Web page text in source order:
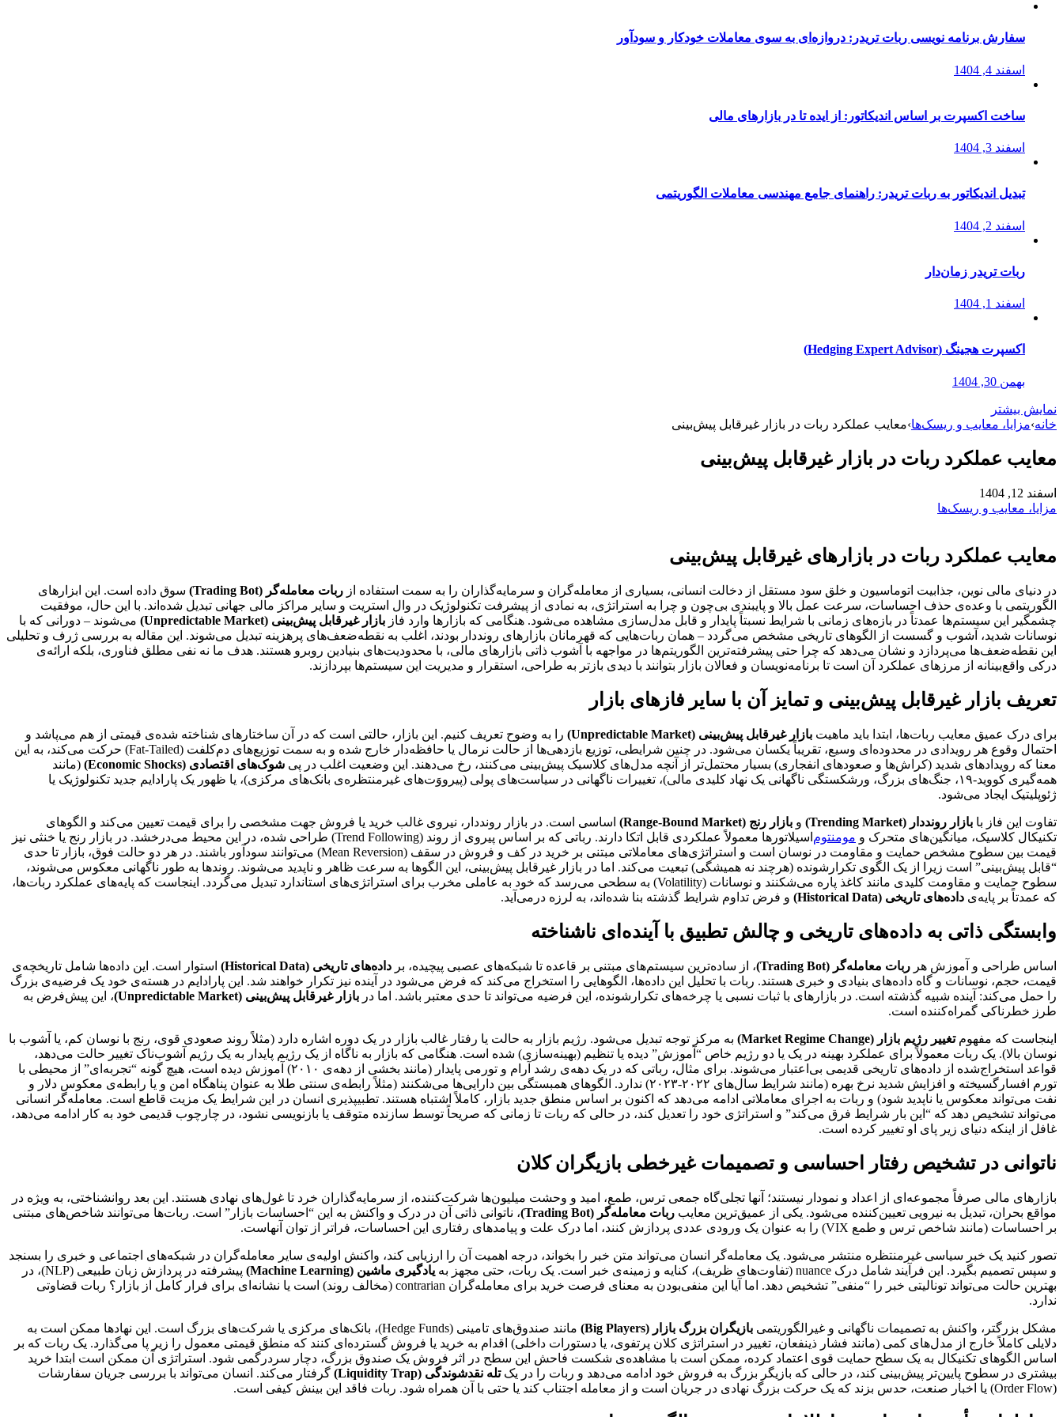
سفارش برنامه نویسی ربات تریدر: دروازه‌ای به سوی معاملات خودکار و سودآور
اسفند 4, 1404
ساخت اکسپرت بر اساس اندیکاتور: از ایده تا در بازارهای مالی
اسفند 3, 1404
تبدیل اندیکاتور به ربات تریدر: راهنمای جامع مهندسی معاملات الگوریتمی
اسفند 2, 1404
ربات تریدر زمان‌دار
اسفند 1, 1404
اکسپرت هجینگ (Hedging Expert Advisor)
بهمن 30, 1404
نمایش بیشتر
خانه›مزایا، معایب و ریسک‌ها›معایب عملکرد ربات در بازار غیرقابل پیش‌بینی
معایب عملکرد ربات در بازار غیرقابل پیش‌بینی
اسفند 12, 1404
مزایا، معایب و ریسک‌ها
معایب عملکرد ربات در بازارهای غیرقابل پیش‌بینی
در دنیای مالی نوین، جذابیت اتوماسیون و خلق سود مستقل از دخالت انسانی، بسیاری از معامله‌گران و سرمایه‌گذاران را به سمت استفاده از ربات معامله‌گر (Trading Bot)
سوق داده است. این ابزارهای
الگوریتمی با وعده‌ی حذف احساسات، سرعت عمل بالا و پایبندی بی‌چون و چرا به استراتژی، به نمادی از پیشرفت تکنولوژیک در وال استریت و سایر مراکز مالی جهانی تبدیل شده‌اند. با این حال، موفقیت
چشمگیر این سیستم‌ها عمدتاً در بازه‌های زمانی با شرایط نسبتاً پایدار و قابل مدل‌سازی مشاهده می‌شود. هنگامی که بازارها وارد فاز بازار غیرقابل پیش‌بینی (Unpredictable Market)
می‌شوند – دورانی که با
نوسانات شدید، آشوب و گسست از الگوهای تاریخی مشخص می‌گردد – همان ربات‌هایی که قهرمانان بازارهای رونددار بودند، اغلب به نقطه‌ضعف‌های پرهزینه تبدیل می‌شوند. این مقاله به بررسی ژرف و تحلیلی
این نقطه‌ضعف‌ها می‌پردازد و نشان می‌دهد که چرا حتی پیشرفته‌ترین الگوریتم‌ها در مواجهه با آشوب ذاتی بازارهای مالی، با محدودیت‌های بنیادین روبرو هستند. هدف ما نه نفی مطلق فناوری، بلکه ارائه‌ی
درکی واقع‌بینانه از مرزهای عملکرد آن است تا برنامه‌نویسان و فعالان بازار بتوانند با دیدی بازتر به طراحی، استقرار و مدیریت این سیستم‌ها بپردازند.
تعریف بازار غیرقابل پیش‌بینی و تمایز آن با سایر فازهای بازار
برای درک عمیق معایب ربات‌ها، ابتدا باید ماهیت بازار غیرقابل پیش‌بینی (Unpredictable Market)
را به وضوح تعریف کنیم. این بازار، حالتی است که در آن ساختارهای شناخته شده‌ی قیمتی از هم می‌پاشد و
احتمال وقوع هر رویدادی در محدوده‌ای وسیع، تقریباً یکسان می‌شود. در چنین شرایطی، توزیع بازدهی‌ها از حالت نرمال یا حافظه‌دار خارج شده و به سمت توزیع‌های دم‌کلفت (Fat-Tailed) حرکت می‌کند، به این
معنا که رویدادهای شدید (کراش‌ها و صعودهای انفجاری) بسیار محتمل‌تر از آنچه مدل‌های کلاسیک پیش‌بینی می‌کنند، رخ می‌دهند. این وضعیت اغلب در پی شوک‌های اقتصادی (Economic Shocks)
(مانند
همه‌گیری کووید-۱۹، جنگ‌های بزرگ، ورشکستگی ناگهانی یک نهاد کلیدی مالی)، تغییرات ناگهانی در سیاست‌های پولی (پیرووَت‌های غیرمنتظره‌ی بانک‌های مرکزی)، یا ظهور یک پارادایم جدید تکنولوژیک یا
ژئوپلیتیک ایجاد می‌شود.
تفاوت این فاز با بازار رونددار (Trending Market) و بازار رنج (Range-Bound Market)
اساسی است. در بازار رونددار، نیروی غالب خرید یا فروش جهت مشخصی را برای قیمت تعیین می‌کند و الگوهای
تکنیکال کلاسیک، میانگین‌های متحرک و مومنتوم
‌اسیلاتورها معمولاً عملکردی قابل اتکا دارند. رباتی که بر اساس پیروی از روند (Trend Following) طراحی شده، در این محیط می‌درخشد. در بازار رنج یا خنثی نیز
قیمت بین سطوح مشخص حمایت و مقاومت در نوسان است و استراتژی‌های معاملاتی مبتنی بر خرید در کف و فروش در سقف (Mean Reversion) می‌توانند سودآور باشند. در هر دو حالت فوق، بازار تا حدی
“قابل پیش‌بینی” است زیرا از یک الگوی تکرارشونده (هرچند نه همیشگی) تبعیت می‌کند. اما در بازار غیرقابل پیش‌بینی، این الگوها به سرعت ظاهر و ناپدید می‌شوند. روندها به طور ناگهانی معکوس می‌شوند،
سطوح حمایت و مقاومت کلیدی مانند کاغذ پاره می‌شکنند و نوسانات (Volatility) به سطحی می‌رسد که خود به عاملی مخرب برای استراتژی‌های استاندارد تبدیل می‌گردد. اینجاست که پایه‌های عملکرد ربات‌ها،
که عمدتاً بر پایه‌ی داده‌های تاریخی (Historical Data) و فرض تداوم شرایط گذشته بنا شده‌اند، به لرزه درمی‌آید.
وابستگی ذاتی به داده‌های تاریخی و چالش تطبیق با آینده‌ای ناشناخته
اساس طراحی و آموزش هر ربات معامله‌گر (Trading Bot) ، از ساده‌ترین سیستم‌های مبتنی بر قاعده تا شبکه‌های عصبی پیچیده، بر داده‌های تاریخی (Historical Data)
استوار است. این داده‌ها شامل تاریخچه‌ی
قیمت، حجم، نوسانات و گاه داده‌های بنیادی و خبری هستند. ربات با تحلیل این داده‌ها، الگوهایی را استخراج می‌کند که فرض می‌شود در آینده نیز تکرار خواهند شد. این پارادایم در هسته‌ی خود یک فرضیه‌ی بزرگ
را حمل می‌کند: آینده شبیه گذشته است. در بازارهای با ثبات نسبی یا چرخه‌های تکرارشونده، این فرضیه می‌تواند تا حدی معتبر باشد. اما در بازار غیرقابل پیش‌بینی (Unpredictable Market)
، این پیش‌فرض به
طرز خطرناکی گمراه‌کننده است.
اینجاست که مفهومتغییر رژیم بازار (Market Regime Change)
به مرکز توجه تبدیل می‌شود. رژیم بازار به حالت یا رفتار غالب بازار در یک دوره اشاره دارد (مثلاً روند صعودی قوی، رنج با نوسان کم، یا آشوب با
نوسان بالا). یک ربات معمولاً برای عملکرد بهینه در یک یا دو رژیم خاص “آموزش” دیده یا تنظیم (بهینه‌سازی) شده است. هنگامی که بازار به ناگاه از یک رژیم پایدار به یک رژیم آشوب‌ناک تغییر حالت می‌دهد،
قواعد استخراج‌شده از داده‌های تاریخی قدیمی بی‌اعتبار می‌شوند. برای مثال، رباتی که در یک دهه‌ی رشد آرام و تورمی پایدار (مانند بخشی از دهه‌ی ۲۰۱۰) آموزش دیده است، هیچ گونه “تجربه‌ای” از محیطی با
تورم افسارگسیخته و افزایش شدید نرخ بهره (مانند شرایط سال‌های ۲۰۲۲-۲۰۲۳) ندارد. الگوهای همبستگی بین دارایی‌ها می‌شکنند (مثلاً رابطه‌ی سنتی طلا به عنوان پناهگاه امن و یا رابطه‌ی معکوس دلار و
نفت می‌تواند معکوس یا ناپدید شود) و ربات به اجرای معاملاتی ادامه می‌دهد که اکنون بر اساس منطق جدید بازار، کاملاً اشتباه هستند. تطبیپذیری انسان در این شرایط یک مزیت قاطع است. معامله‌گر انسانی
می‌تواند تشخیص دهد که “این بار شرایط فرق می‌کند” و استراتژی خود را تعدیل کند، در حالی که ربات تا زمانی که صریحاً توسط سازنده متوقف یا بازنویسی نشود، در چارچوب قدیمی خود به کار ادامه می‌دهد،
غافل از اینکه دنیای زیر پای او تغییر کرده است.
ناتوانی در تشخیص رفتار احساسی و تصمیمات غیرخطی بازیگران کلان
بازارهای مالی صرفاً مجموعه‌ای از اعداد و نمودار نیستند؛ آنها تجلی‌گاه جمعی ترس، طمع، امید و وحشت میلیون‌ها شرکت‌کننده، از سرمایه‌گذاران خرد تا غول‌های نهادی هستند. این بعد روانشناختی، به ویژه در
مواقع بحران، تبدیل به نیرویی تعیین‌کننده می‌شود. یکی از عمیق‌ترین معایب ربات معامله‌گر (Trading Bot)
، ناتوانی ذاتی آن در درک و واکنش به این “احساسات بازار” است. ربات‌ها می‌توانند شاخص‌های مبتنی
بر احساسات (مانند شاخص ترس و طمع VIX) را به عنوان یک ورودی عددی پردازش کنند، اما درک علت و پیامدهای رفتاری این احساسات، فراتر از توان آنهاست.
تصور کنید یک خبر سیاسی غیرمنتظره منتشر می‌شود. یک معامله‌گر انسان می‌تواند متن خبر را بخواند، درجه اهمیت آن را ارزیابی کند، واکنش اولیه‌ی سایر معامله‌گران در شبکه‌های اجتماعی و خبری را بسنجد
و سپس تصمیم بگیرد. این فرآیند شامل درک nuance (تفاوت‌های ظریف)، کنایه و زمینه‌ی خبر است. یک ربات، حتی مجهز به
یادگیری ماشین (Machine Learning)
پیشرفته در پردازش زبان طبیعی (NLP)، در
بهترین حالت می‌تواند تونالیتی خبر را “منفی” تشخیص دهد. اما آیا این منفی‌بودن به معنای فرصت خرید برای معامله‌گران contrarian (مخالف روند) است یا نشانه‌ای برای فرار کامل از بازار؟ ربات قضاوتی
ندارد.
مشکل بزرگتر، واکنش به تصمیمات ناگهانی و غیرالگوریتمی بازیگران بزرگ بازار (Big Players)
مانند صندوق‌های تامینی (Hedge Funds)، بانک‌های مرکزی یا شرکت‌های بزرگ است. این نهادها ممکن است به
دلایلی کاملاً خارج از مدل‌های کمی (مانند فشار ذینفعان، تغییر در استراتژی کلان پرتفوی، یا دستورات داخلی) اقدام به خرید یا فروش گسترده‌ای کنند که منطق قیمتی معمول را زیر پا می‌گذارد. یک ربات که بر
اساس الگوهای تکنیکال به یک سطح حمایت قوی اعتماد کرده، ممکن است با مشاهده‌ی شکست فاحش این سطح در اثر فروش یک صندوق بزرگ، دچار سردرگمی شود. استراتژی آن ممکن است ابتدا خرید
بیشتری در سطوح پایین‌تر پیش‌بینی کند، در حالی که بازیگر بزرگ به فروش خود ادامه می‌دهد و ربات را در یکتله نقدشوندگی (Liquidity Trap)
گرفتار می‌کند. انسان می‌تواند با بررسی جریان سفارشات
(Order Flow) یا اخبار صنعت، حدس بزند که یک حرکت بزرگ نهادی در جریان است و از معامله اجتناب کند یا حتی با آن همراه شود. ربات فاقد این بینش کیفی است.